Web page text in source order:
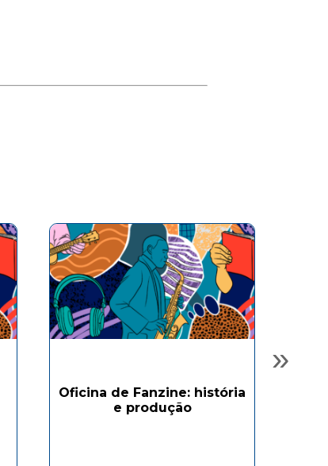
Oficina de Fanzine: história
e produção
»